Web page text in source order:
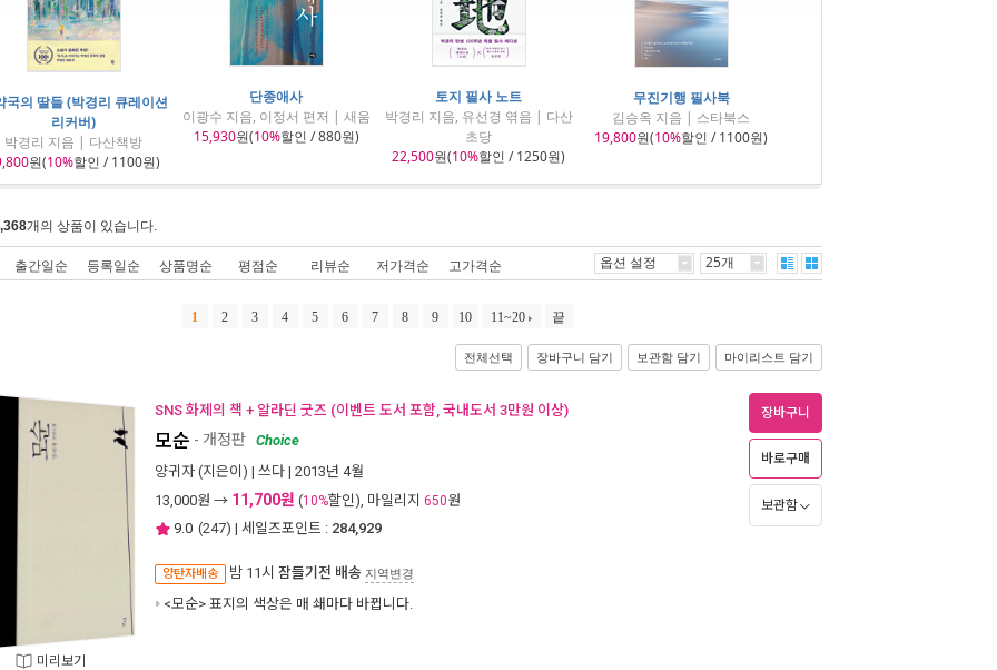
국의 딸들 (박경리 큐레이션
리커버)
박경리 지음 | 다산책방
원(10%할인 / 1100원)
단종애사
이광수 지음, 이정서 편저 | 새움
15,930원(10%할인 / 880원)
토지 필사 노트
박경리 지음, 유선경 엮음 | 다산
초당
22,500원(10%할인 / 1250원)
무진기행 필사북
김승옥 지음 | 스타북스
19,800원(10%할인 / 1100원)
개의 상품이 있습니다.
출간일순 등록일순 상품명순 평점순 리뷰순 저가격순 고가격순 옵션 설정 25개
1 2 3 4 5 6 7 8 9 10 11~20 끝
전체선택 장바구니 담기 보관함 담기 마이리스트 담기
미리보기
SNS 화제의 책 + 알라딘 굿즈 (이벤트 도서 포함, 국내도서 3만원 이상)
모순 - 개정판 Choice
양귀자 (지은이) | 쓰다 | 2013년 4월
13,000원 → 11,700원 (10%할인), 마일리지 650원
9.0 (247) | 세일즈포인트 : 284,929
양탄자배송 밤 11시 잠들기전 배송 지역변경
<모순> 표지의 색상은 매 쇄마다 바뀝니다.
장바구니
바로구매
보관함